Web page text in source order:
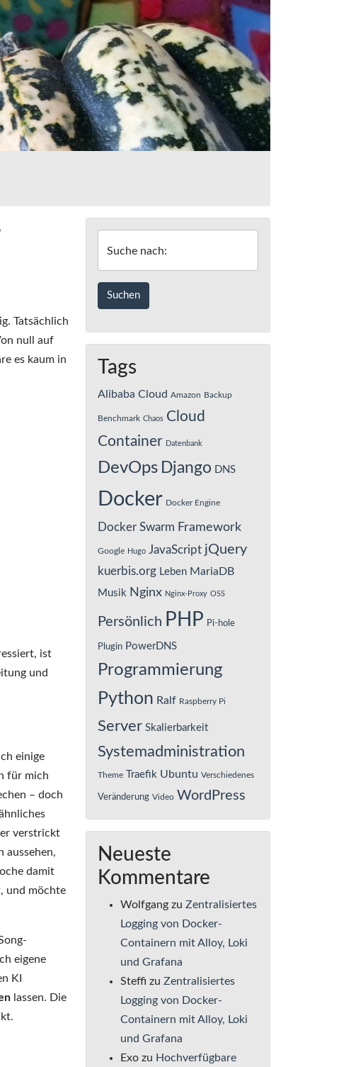
Tatsächlich
null auf
es kaum in
ist
und
einige
für mich
– doch
verstrickt
aussehen,
damit
und möchte
eigene
KI
lassen. Die
Suche nach:
Tags
Alibaba Cloud Amazon Backup
Benchmark Chaos Cloud
Container Datenbank
DevOps Django DNS
Docker Docker Engine
Docker Swarm Framework
Google Hugo JavaScript jQuery
kuerbis.org Leben MariaDB
Musik Nginx Nginx-Proxy OSS
Persönlich PHP Pi-hole
Plugin PowerDNS
Programmierung
Python Ralf Raspberry Pi
Server Skalierbarkeit
Systemadministration
Theme Traefik Ubuntu Verschiedenes
Veränderung Video WordPress
Neueste
Kommentare
Wolfgang zu Zentralisiertes
Logging von Docker-
Containern mit Alloy, Loki
und Grafana
Steffi zu Zentralisiertes
Logging von Docker-
Containern mit Alloy, Loki
und Grafana
Exo zu Hochverfügbare